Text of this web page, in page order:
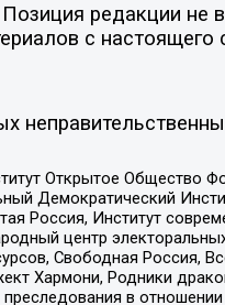
редакции не
с
Открытое Общество
Демократический
Россия, Институт
центр
Свободная Россия,
Хармони, Родники
в